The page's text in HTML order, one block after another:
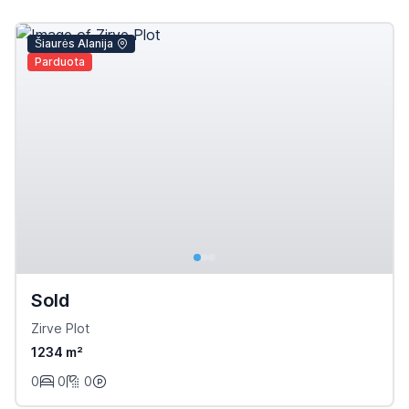
Šiaurės Alanija
Parduota
Sold
Zirve Plot
1234 m²
0
0 0